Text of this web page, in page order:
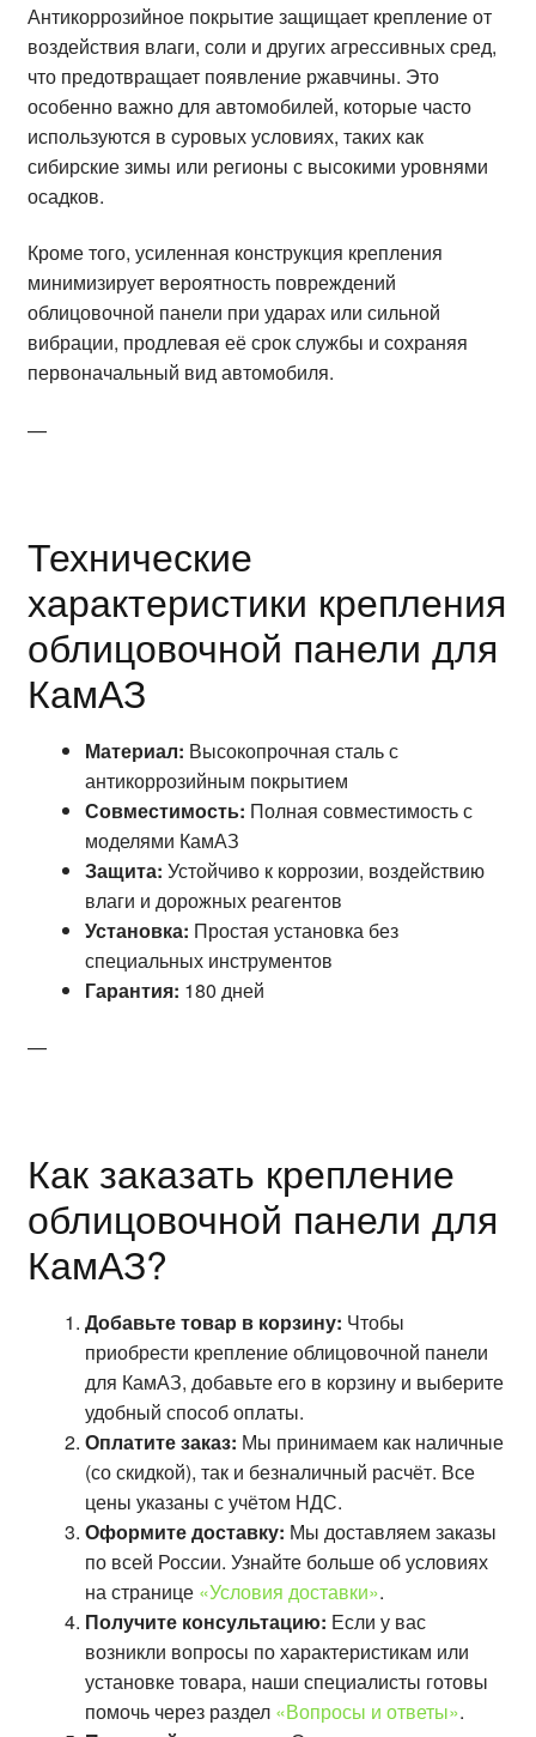
Антикоррозийное покрытие защищает крепление от
воздействия влаги, соли и других агрессивных сред,
что предотвращает появление ржавчины. Это
особенно важно для автомобилей, которые часто
используются в суровых условиях, таких как
сибирские зимы или регионы с высокими уровнями
осадков.
Кроме того, усиленная конструкция крепления
минимизирует вероятность повреждений
облицовочной панели при ударах или сильной
вибрации, продлевая её срок службы и сохраняя
первоначальный вид автомобиля.
—
Технические
характеристики крепления
облицовочной панели для
КамАЗ
Материал: Высокопрочная сталь с
антикоррозийным покрытием
Совместимость: Полная совместимость с
моделями КамАЗ
Защита: Устойчиво к коррозии, воздействию
влаги и дорожных реагентов
Установка: Простая установка без
специальных инструментов
Гарантия: 180 дней
—
Как заказать крепление
облицовочной панели для
КамАЗ?
Добавьте товар в корзину: Чтобы
приобрести крепление облицовочной панели
для КамАЗ, добавьте его в корзину и выберите
удобный способ оплаты.
Оплатите заказ: Мы принимаем как наличные
(со скидкой), так и безналичный расчёт. Все
цены указаны с учётом НДС.
Оформите доставку: Мы доставляем заказы
по всей России. Узнайте больше об условиях
на странице «Условия доставки».
Получите консультацию: Если у вас
возникли вопросы по характеристикам или
установке товара, наши специалисты готовы
помочь через раздел «Вопросы и ответы».